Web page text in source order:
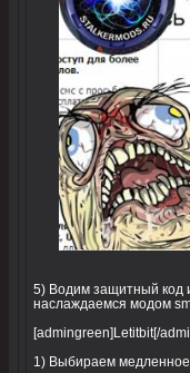
5) Водим защитный код
наслаждаемся модом
[admingreen]Letitbit[/
1) Выбираем медленное